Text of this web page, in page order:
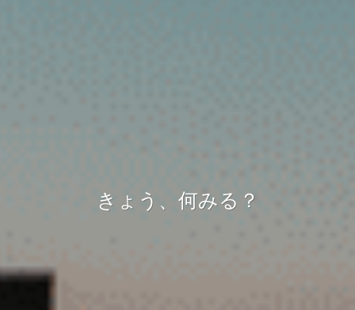
きょう、何みる？